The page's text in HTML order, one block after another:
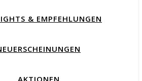
& EMPFEHLUNGEN
AKTIONEN